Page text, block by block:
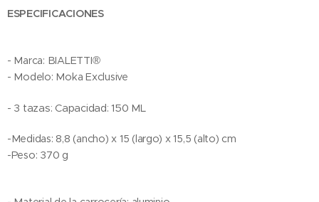
ESPECIFICACIONES
- Marca: BIALETTI®
- Modelo: Moka Exclusive
- 3 tazas: Capacidad: 150 ML
-Medidas: 8,8 (ancho) x 15 (largo) x 15,5 (alto) cm
-Peso: 370 g